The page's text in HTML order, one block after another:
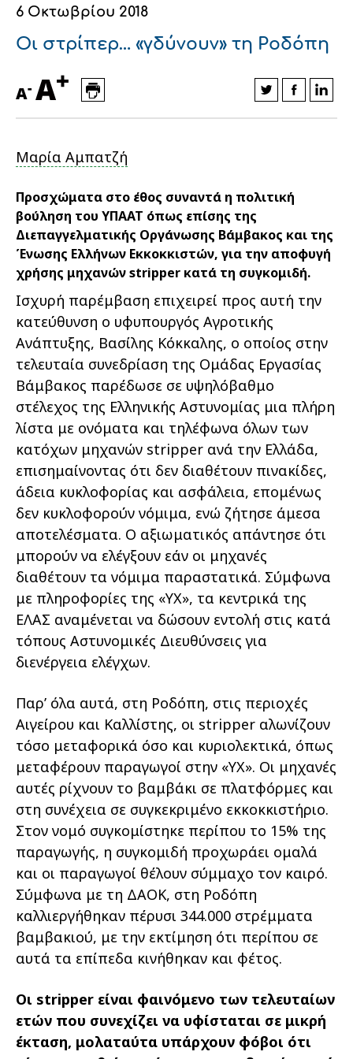
Οικονομικά στοιχεία
Εταιρική δομή
Καινοτομία
Επικοινωνία
Πως θα μας βρείτε
ΑΚΟΛΟΥΘΗΣΤΕ ΜΑΣ
Εξαγωγές
Συνέδρια
Πως θα μας βρείτε
ΑΚΟΛΟΥΘΗΣΤΕ ΜΑΣ
Ευφυής γεωργία
Συμβουλευτική στο χωράφι
Εκκόκκιση για λογαριασμό του
παραγωγού
Ιατρικές υπηρεσίες
Πως θα μας βρείτε
ΑΚΟΛΟΥΘΗΣΤΕ ΜΑΣ
Αλυσίδα βάμβακος
Πως θα μας βρείτε
ΑΚΟΛΟΥΘΗΣΤΕ ΜΑΣ
Κλωστοϋφαντουργία - Ένδυση
Εταιρικά νέα
Πως θα μας βρείτε
ΑΚΟΛΟΥΘΗΣΤΕ ΜΑΣ
Πως θα μας βρείτε
ΑΚΟΛΟΥΘΗΣΤΕ ΜΑΣ
6 Οκτωβρίου 2018
Οι στρίπερ… «γδύνουν» τη Ροδόπη
A- A+
Μαρία Αμπατζή
Προσχώματα στο έθος συναντά η πολιτική
βούληση του ΥΠΑΑΤ όπως επίσης της
Διεπαγγελματικής Οργάνωσης Βάμβακος και της
Ένωσης Ελλήνων Εκκοκκιστών, για την αποφυγή
χρήσης μηχανών stripper κατά τη συγκομιδή.
Ισχυρή παρέμβαση επιχειρεί προς αυτή την
κατεύθυνση ο υφυπουργός Αγροτικής
Ανάπτυξης, Βασίλης Κόκκαλης, ο οποίος στην
τελευταία συνεδρίαση της Ομάδας Εργασίας
Βάμβακος παρέδωσε σε υψηλόβαθμο
στέλεχος της Ελληνικής Αστυνομίας μια πλήρη
λίστα με ονόματα και τηλέφωνα όλων των
κατόχων μηχανών stripper ανά την Ελλάδα,
επισημαίνοντας ότι δεν διαθέτουν πινακίδες,
άδεια κυκλοφορίας και ασφάλεια, επομένως
δεν κυκλοφορούν νόμιμα, ενώ ζήτησε άμεσα
αποτελέσματα. Ο αξιωματικός απάντησε ότι
μπορούν να ελέγξουν εάν οι μηχανές
διαθέτουν τα νόμιμα παραστατικά. Σύμφωνα
με πληροφορίες της «ΥΧ», τα κεντρικά της
ΕΛΑΣ αναμένεται να δώσουν εντολή στις κατά
τόπους Αστυνομικές Διευθύνσεις για
διενέργεια ελέγχων.
Παρ’ όλα αυτά, στη Ροδόπη, στις περιοχές
Αιγείρου και Καλλίστης, οι stripper αλωνίζουν
τόσο μεταφορικά όσο και κυριολεκτικά, όπως
μεταφέρουν παραγωγοί στην «ΥΧ». Οι μηχανές
αυτές ρίχνουν το βαμβάκι σε πλατφόρμες και
στη συνέχεια σε συγκεκριμένο εκκοκκιστήριο.
Στον νομό συγκομίστηκε περίπου το 15% της
παραγωγής, η συγκομιδή προχωράει ομαλά
και οι παραγωγοί θέλουν σύμμαχο τον καιρό.
Σύμφωνα με τη ΔΑΟΚ, στη Ροδόπη
καλλιεργήθηκαν πέρυσι 344.000 στρέμματα
βαμβακιού, με την εκτίμηση ότι περίπου σε
αυτά τα επίπεδα κινήθηκαν και φέτος.
Οι stripper είναι φαινόμενο των τελευταίων
ετών που συνεχίζει να υφίσταται σε μικρή
έκταση, μολαταύτα υπάρχουν φόβοι ότι